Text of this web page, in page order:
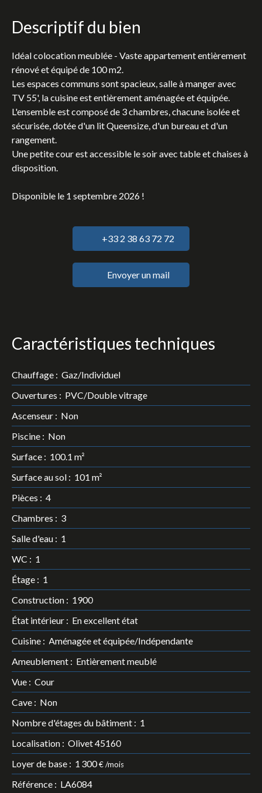
Descriptif du bien
Idéal colocation meublée - Vaste appartement entièrement
rénové et équipé de 100 m2.
Les espaces communs sont spacieux, salle à manger avec
TV 55', la cuisine est entièrement aménagée et équipée.
L'ensemble est composé de 3 chambres, chacune isolée et
sécurisée, dotée d'un lit Queensize, d'un bureau et d'un
rangement.
Une petite cour est accessible le soir avec table et chaises à
disposition.
Disponible le 1 septembre 2026 !
+33 2 38 63 72 72
Envoyer un mail
Caractéristiques techniques
Chauffage : Gaz/Individuel
Ouvertures : PVC/Double vitrage
Ascenseur : Non
Piscine : Non
Surface : 100.1 m²
Surface au sol : 101 m²
Pièces : 4
Chambres : 3
Salle d'eau : 1
WC : 1
Étage : 1
Construction : 1900
État intérieur : En excellent état
Cuisine : Aménagée et équipée/Indépendante
Ameublement : Entièrement meublé
Vue : Cour
Cave : Non
Nombre d'étages du bâtiment : 1
Localisation : Olivet 45160
Loyer de base : 1 300€ /mois
Référence : LA6084